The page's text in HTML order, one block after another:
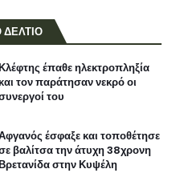
έπαθε ηλεκτροπληξία
και τον παράτησαν νεκρό οι
του
έσφαξε και τοποθέτησε
βαλίτσα την άτυχη 38χρονη
στην Κυψέλη